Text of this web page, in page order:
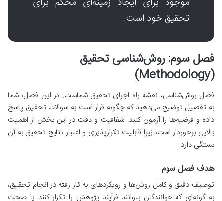
تحقیق خود است.
فصل سوم: روش‌شناسی تحقیق
(Methodology)
فصل روش‌شناسی، نقشه راه اجرای تحقیق شماست. در این فصل، شما
به تفصیل توضیح می‌دهید که چگونه قرار است به سوالات تحقیق پاسخ
داده و فرضیه‌ها را آزمون کنید. شفافیت و دقت در این بخش از اهمیت
بالایی برخوردار است، زیرا قابلیت تکرارپذیری و اعتبار نتایج تحقیق به آن
بستگی دارد.
هدف فصل سوم
توصیف دقیق و کامل روش‌ها و رویکردهای به کار رفته در انجام تحقیق،
به گونه‌ای که خوانندگان بتوانند فرآیند پژوهش را تکرار کنند یا صحت